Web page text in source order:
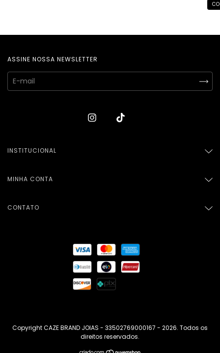
ASSINE NOSSA NEWSLETTER
INSTITUCIONAL
MINHA CONTA
CONTATO
Copyright CAZE BRAND JOIAS - 33502769000167 - 2026. Todos os
direitos reservados.